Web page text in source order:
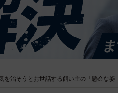
を治そうとお世話する飼い主の「懸命な姿